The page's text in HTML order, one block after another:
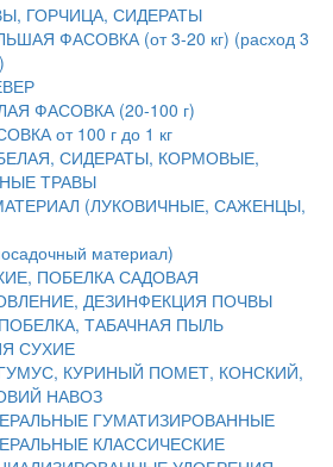
ГОРЧИЦА, СИДЕРАТЫ
ФАСОВКА (от 3-20 кг) (расход 3
ФАСОВКА (20-100 г)
от 100 г до 1 кг
СИДЕРАТЫ, КОРМОВЫЕ,
ТРАВЫ
(ЛУКОВИЧНЫЕ, САЖЕНЦЫ,
материал)
ПОБЕЛКА САДОВАЯ
ДЕЗИНФЕКЦИЯ ПОЧВЫ
ТАБАЧНАЯ ПЫЛЬ
СУХИЕ
КУРИНЫЙ ПОМЕТ, КОНСКИЙ,
НАВОЗ
ГУМАТИЗИРОВАННЫЕ
КЛАССИЧЕСКИЕ